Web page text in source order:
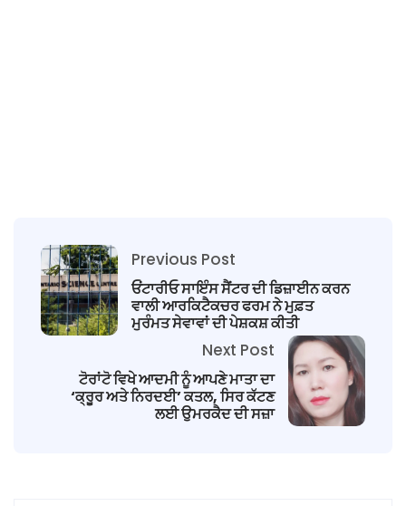
Previous Post
ਓਂਟਾਰੀਓ ਸਾਇੰਸ ਸੈਂਟਰ ਦੀ ਡਿਜ਼ਾਈਨ ਕਰਨ
ਵਾਲੀ ਆਰਕਿਟੈਕਚਰ ਫਰਮ ਨੇ ਮੁਫ਼ਤ
ਮੁਰੰਮਤ ਸੇਵਾਵਾਂ ਦੀ ਪੇਸ਼ਕਸ਼ ਕੀਤੀ
Next Post
ਟੋਰਾਂਟੋ ਵਿਖੇ ਆਦਮੀ ਨੂੰ ਆਪਣੇ ਮਾਤਾ ਦਾ
‘ਕ੍ਰੂਰ ਅਤੇ ਨਿਰਦਈ’ ਕਤਲ, ਸਿਰ ਕੱਟਣ
ਲਈ ਉਮਰਕੈਦ ਦੀ ਸਜ਼ਾ